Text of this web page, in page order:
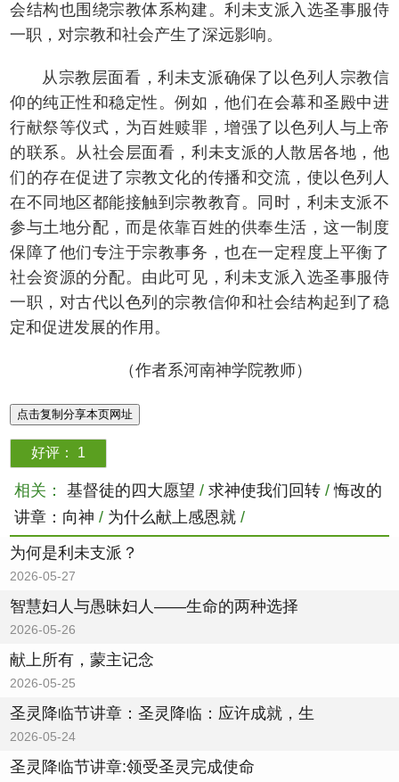
会结构也围绕宗教体系构建。利未支派入选圣事服侍
一职，对宗教和社会产生了深远影响。
从宗教层面看，利未支派确保了以色列人宗教信
仰的纯正性和稳定性。例如，他们在会幕和圣殿中进
行献祭等仪式，为百姓赎罪，增强了以色列人与上帝
的联系。从社会层面看，利未支派的人散居各地，他
们的存在促进了宗教文化的传播和交流，使以色列人
在不同地区都能接触到宗教教育。同时，利未支派不
参与土地分配，而是依靠百姓的供奉生活，这一制度
保障了他们专注于宗教事务，也在一定程度上平衡了
社会资源的分配。由此可见，利未支派入选圣事服侍
一职，对古代以色列的宗教信仰和社会结构起到了稳
定和促进发展的作用。
（作者系河南神学院教师）
点击复制分享本页网址
好评： 1
相关： 基督徒的四大愿望 / 求神使我们回转 /悔改的
讲章：向神 / 为什么献上感恩就 /
为何是利未支派？
2026-05-27
智慧妇人与愚昧妇人——生命的两种选择
2026-05-26
献上所有，蒙主记念
2026-05-25
圣灵降临节讲章：圣灵降临：应许成就，生
2026-05-24
圣灵降临节讲章:领受圣灵完成使命